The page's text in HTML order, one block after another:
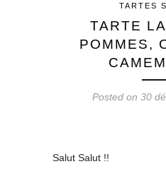
TARTES
TARTE
POMMES,
Posted on 30
Salut Salut !!